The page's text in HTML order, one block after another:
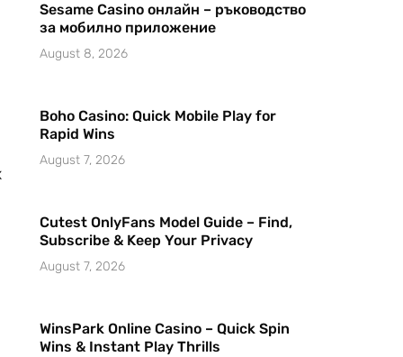
Sesame Casino онлайн – ръководство
за мобилно приложение
August 8, 2026
Boho Casino: Quick Mobile Play for
Rapid Wins
August 7, 2026
Cutest OnlyFans Model Guide – Find,
Subscribe & Keep Your Privacy
August 7, 2026
WinsPark Online Casino – Quick Spin
Wins & Instant Play Thrills